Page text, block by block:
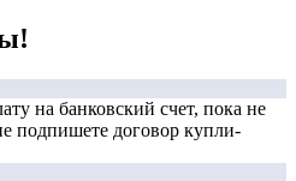
на банковский счет, пока не
подпишете договор купли-